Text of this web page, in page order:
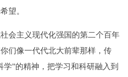
望。
会主义现代化强国的第二个百年
们像一代代北大前辈那样，传
学”的精神，把学习和科研融入到